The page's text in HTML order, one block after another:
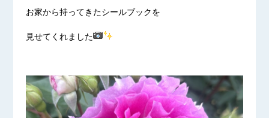
お家から持ってきたシールブックを
見せてくれました